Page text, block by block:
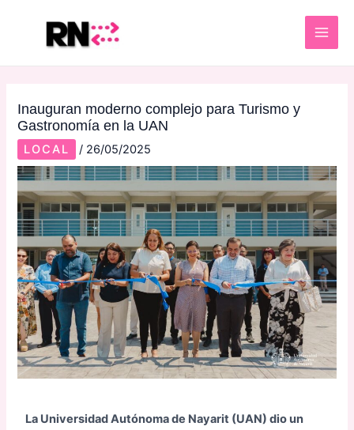
Inauguran moderno complejo para Turismo y
Gastronomía en la UAN
LOCAL / 26/05/2025
La Universidad Autónoma de Nayarit (UAN) dio un
navigation